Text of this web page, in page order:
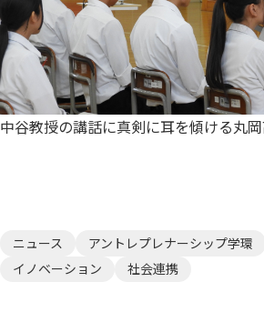
中谷教授の講話に真剣に耳を傾ける丸
ニュース アントレプレナーシップ学環
イノベーション
社会連携